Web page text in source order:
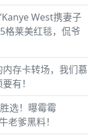
West携妻子
格莱美红毯，侃爷
存卡转场，我们慕
有！
选！曝霉霉
老爹黑料！